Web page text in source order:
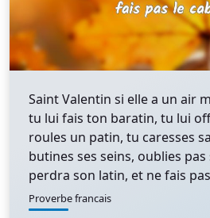
Saint Valentin si elle a un air
tu lui fais ton baratin, tu lui
roules un patin, tu caresses
butines ses seins, oublies
perdra son latin, et ne fais
Proverbe francais